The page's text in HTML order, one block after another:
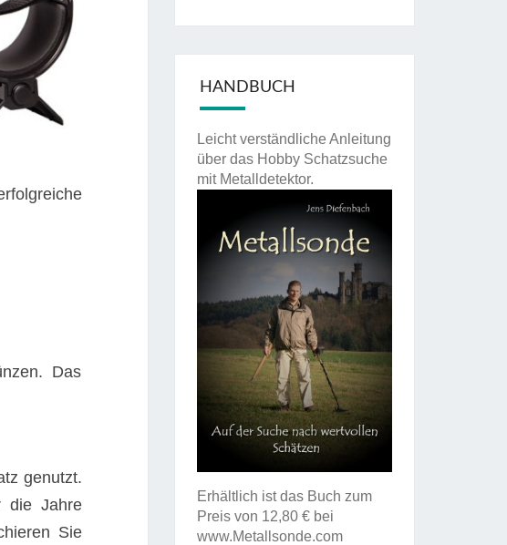
Das
genutzt.
die Jahre
Sie
HANDBUCH
Leicht verständliche Anleitung
über das Hobby Schatzsuche
mit Metalldetektor.
Erhältlich ist das Buch zum
Preis von 12,80 € bei
www.Metallsonde.com